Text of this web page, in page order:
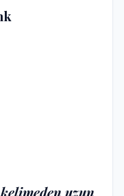
kelimeden uzun